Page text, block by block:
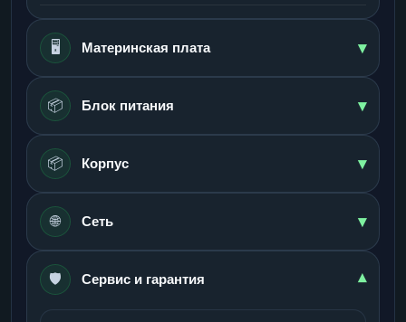
🖥️ Материнская плата ▾
📦 Блок питания ▾
📦 Корпус ▾
🌐 Сеть ▾
🛡️ Сервис и гарантия ▾